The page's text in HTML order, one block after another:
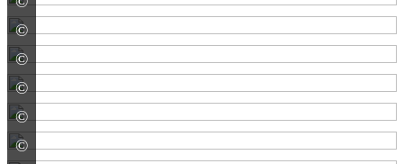
© Rinn Beton- und Naturstein GmbH & Co. KG
© Rinn Beton- und Naturstein GmbH & Co. KG
© Rinn Beton- und Naturstein GmbH & Co. KG
© Rinn Beton- und Naturstein GmbH & Co. KG
© Rinn Beton- und Naturstein GmbH & Co. KG